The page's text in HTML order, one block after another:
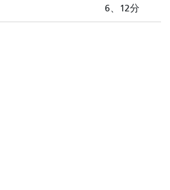
6、12分